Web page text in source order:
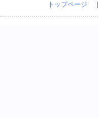
トップページ